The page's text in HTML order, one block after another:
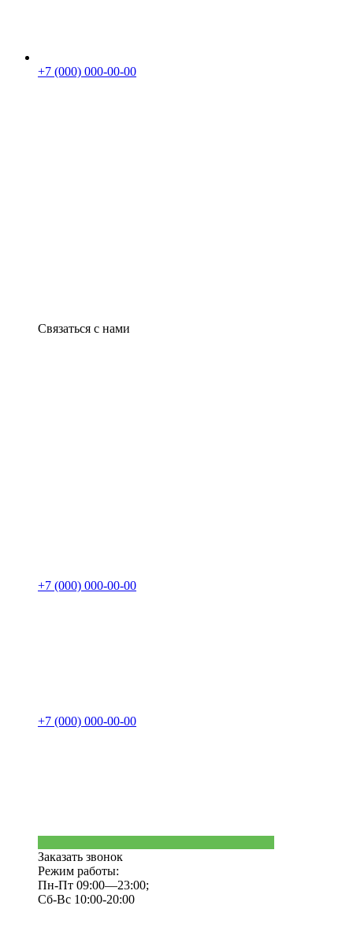
+7 (000) 000-00-00
Связаться с нами
+7 (000) 000-00-00
+7 (000) 000-00-00
Заказать звонок
Режим работы:
Пн-Пт 09:00—23:00;
Сб-Вс 10:00-20:00